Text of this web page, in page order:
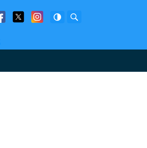
Facebook
Twitter Facebook